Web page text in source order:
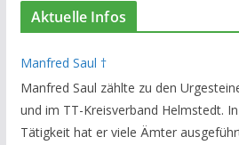
Aktuelle Infos
Manfred Saul †
Manfred Saul zählte zu den
und im TT-Kreisverband Helmstedt.
Tätigkeit hat er viele Ämter